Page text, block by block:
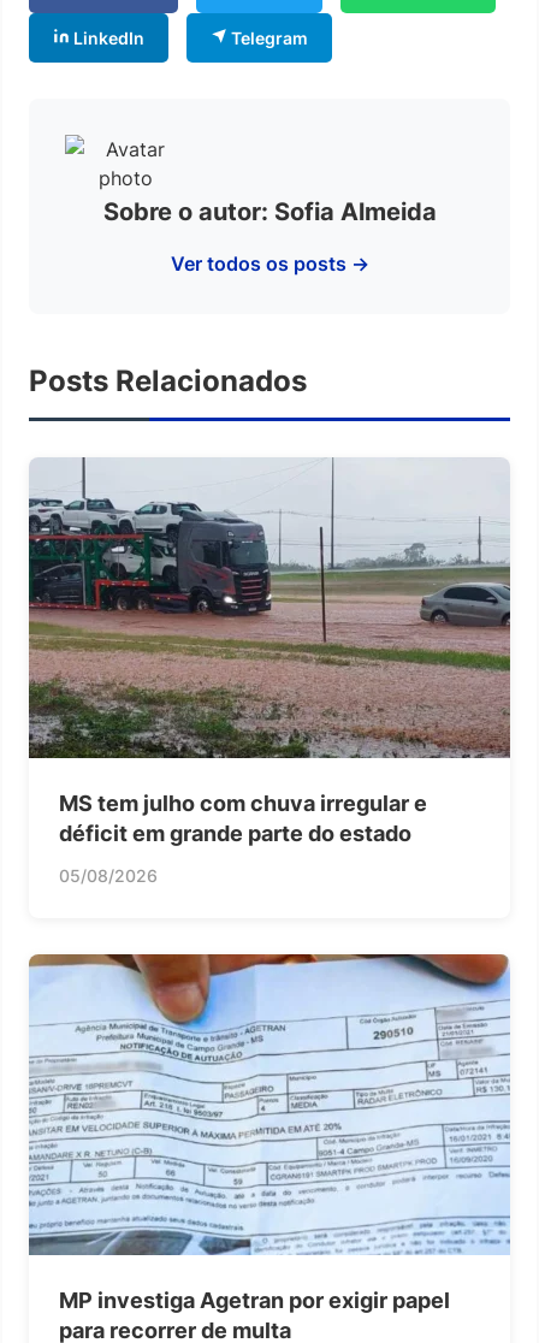
LinkedIn Telegram
Sobre o autor: Sofia Almeida
Ver todos os posts →
Posts Relacionados
MS tem julho com chuva irregular e
déficit em grande parte do estado
05/08/2026
MP investiga Agetran por exigir papel
para recorrer de multa